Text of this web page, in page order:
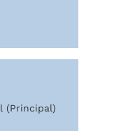
(Principal)